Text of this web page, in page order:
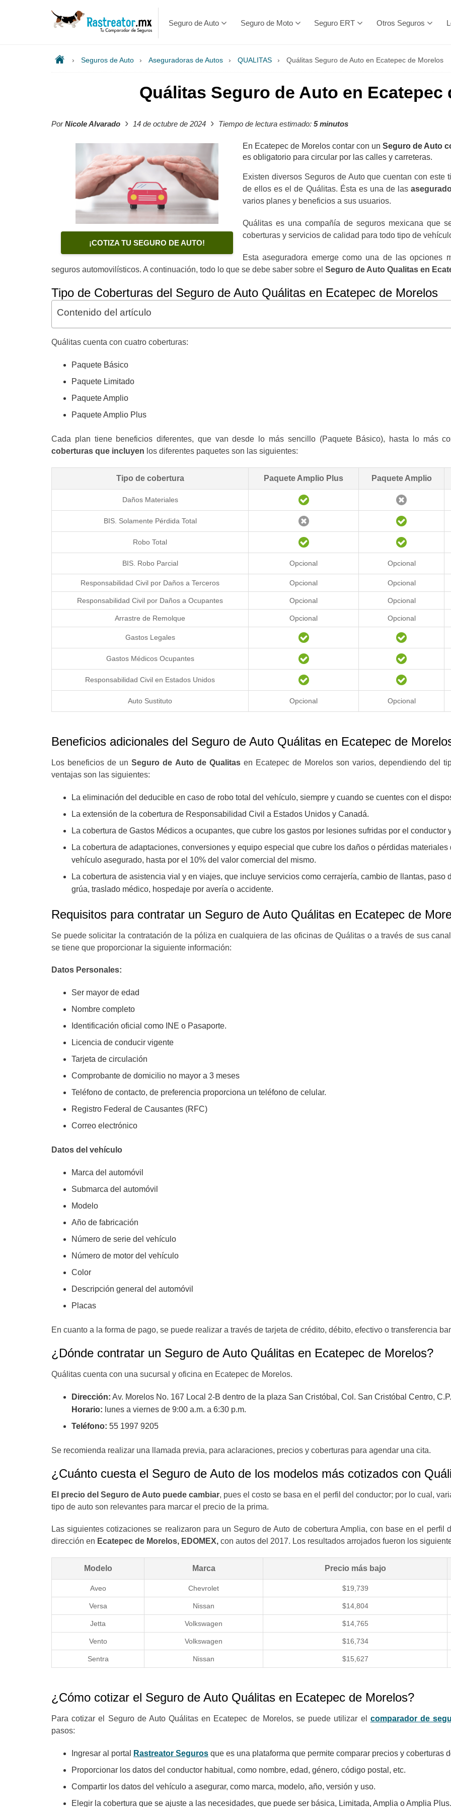
Seguro de Auto Seguro de Moto Seguro ERT Otros Seguros
› Seguros de Auto › Aseguradoras de Autos › QUALITAS › Quálitas Seguro de Auto en Ecatepec de Morelos
Quálitas Seguro de Auto en Ecatepec
PorNicole Alvarado › 14 de octubre de 2024 › Tiempo de lectura estimado: 5 minutos
¡COTIZA TU SEGURO DE AUTO!
En Ecatepec de Morelos contar con un Seguro de Auto
es obligatorio para circular por las calles y carreteras.
Existen diversos Seguros de Auto que cuentan con
de ellos es el de Quálitas. Ésta es una de las
varios planes y beneficios a sus usuarios.
Quálitas es una compañía de seguros mexicana que
coberturas y servicios de calidad para todo tipo de
Esta aseguradora emerge como una de las opciones
seguros automovilísticos. A continuación, todo lo que se debe saber sobre el Seguro de Auto Qualitas en
Tipo de Coberturas del Seguro de Auto Quálitas en Ecatepec de Morelos
Contenido del artículo
Quálitas cuenta con cuatro coberturas:
Paquete Básico
Paquete Limitado
Paquete Amplio
Paquete Amplio Plus
Cada plan tiene beneficios diferentes, que van desde lo más sencillo (Paquete Básico), hasta lo más
coberturas que incluyen los diferentes paquetes son las siguientes:
Tipo de cobertura Paquete Amplio Plus Paquete Amplio
Daños Materiales
BIS. Solamente Pérdida Total
Robo Total
BIS. Robo Parcial Opcional Opcional
Responsabilidad Civil por Daños a Terceros Opcional Opcional
Responsabilidad Civil por Daños a Ocupantes Opcional Opcional
Arrastre de Remolque Opcional Opcional
Gastos Legales
Gastos Médicos Ocupantes
Responsabilidad Civil en Estados Unidos
Auto Sustituto Opcional Opcional
Beneficios adicionales del Seguro de Auto Quálitas en Ecatepec de
Los beneficios de un Seguro de Auto de Qualitasen Ecatepec de Morelos son varios, dependiendo del
ventajas son las siguientes:
La eliminación del deducible en caso de robo total del vehículo, siempre y cuando se cuentes con el
La extensión de la cobertura de Responsabilidad Civil a Estados Unidos y Canadá.
La cobertura de Gastos Médicos a ocupantes, que cubre los gastos por lesiones sufridas por el
La cobertura de adaptaciones, conversiones y equipo especial que cubre los daños o pérdidas
vehículo asegurado, hasta por el 10% del valor comercial del mismo.
La cobertura de asistencia vial y en viajes, que incluye servicios como cerrajería, cambio de llantas,
grúa, traslado médico, hospedaje por avería o accidente.
Requisitos para contratar un Seguro de Auto Quálitas en Ecatepec de
Se puede solicitar la contratación de la póliza en cualquiera de las oficinas de Quálitas o a través de sus
se tiene que proporcionar la siguiente información:
Datos Personales:
Ser mayor de edad
Nombre completo
Identificación oficial como INE o Pasaporte.
Licencia de conducir vigente
Tarjeta de circulación
Comprobante de domicilio no mayor a 3 meses
Teléfono de contacto, de preferencia proporciona un teléfono de celular.
Registro Federal de Causantes (RFC)
Correo electrónico
Datos del vehículo
Marca del automóvil
Submarca del automóvil
Modelo
Año de fabricación
Número de serie del vehículo
Número de motor del vehículo
Color
Descripción general del automóvil
Placas
En cuanto a la forma de pago, se puede realizar a través de tarjeta de crédito, débito, efectivo o transferencia
¿Dónde contratar un Seguro de Auto Quálitas en Ecatepec de Morelos?
Quálitas cuenta con una sucursal y oficina en Ecatepec de Morelos.
Dirección: Av. Morelos No. 167 Local 2-B dentro de la plaza San Cristóbal, Col. San Cristóbal Centro,
Horario: lunes a viernes de 9:00 a.m. a 6:30 p.m.
Teléfono: 55 1997 9205
Se recomienda realizar una llamada previa, para aclaraciones, precios y coberturas para agendar una cita.
¿Cuánto cuesta el Seguro de Auto de los modelos más cotizados con
El precio del Seguro de Auto puede cambiar, pues el costo se basa en el perfil del conductor; por lo cual,
tipo de auto son relevantes para marcar el precio de la prima.
Las siguientes cotizaciones se realizaron para un Seguro de Auto de cobertura Amplia, con base en el perfil
dirección en Ecatepec de Morelos, EDOMEX, con autos del 2017. Los resultados arrojados fueron los
Modelo Marca Precio más bajo
Aveo Chevrolet $19,739
Versa Nissan $14,804
Jetta Volkswagen $14,765
Vento Volkswagen $16,734
Sentra Nissan $15,627
¿Cómo cotizar el Seguro de Auto Quálitas en Ecatepec de Morelos?
Para cotizar el Seguro de Auto Quálitas en Ecatepec de Morelos, se puede utilizar el comparador de
pasos:
Ingresar al portal Rastreator Seguros que es una plataforma que permite comparar precios y coberturas
Proporcionar los datos del conductor habitual, como nombre, edad, género, código postal, etc.
Compartir los datos del vehículo a asegurar, como marca, modelo, año, versión y uso.
Elegir la cobertura que se ajuste a las necesidades, que puede ser básica, Limitada, Amplia o Amplia Plus.